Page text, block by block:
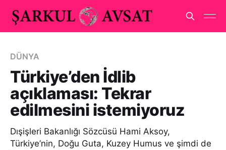
DÜNYA
Türkiye’den İdlib
açıklaması: Tekrar
edilmesini istemiyoruz
Dışişleri Bakanlığı Sözcüsü Hami Aksoy,
Türkiye’nin, Doğu Guta, Kuzey Humus ve şimdi de